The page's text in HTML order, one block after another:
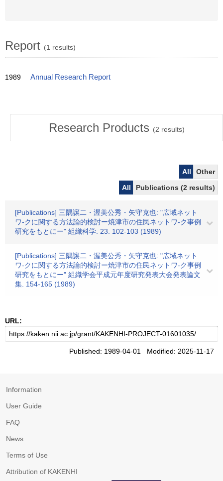
Report (1 results)
1989 Annual Research Report
Research Products (2 results)
All
Other
All
Publications (2 results)
[Publications] 三隅譲二・渥美公秀・矢守克也: "広域ネット
ワ-クに関する方法論的検討ー焼津市の住民ネットワ-ク事例
研究をもとにー" 組織科学. 23. 102-103 (1989)
[Publications] 三隅譲二・渥美公秀・矢守克也: "広域ネット
ワ-クに関する方法論的検討ー焼津市の住民ネットワ-ク事例
研究をもとにー" 組織学会平成元年度研究発表大会発表論文
集. 154-165 (1989)
URL:
Published: 1989-04-01 Modified: 2025-11-17
Information
User Guide
FAQ
News
Terms of Use
Attribution of KAKENHI